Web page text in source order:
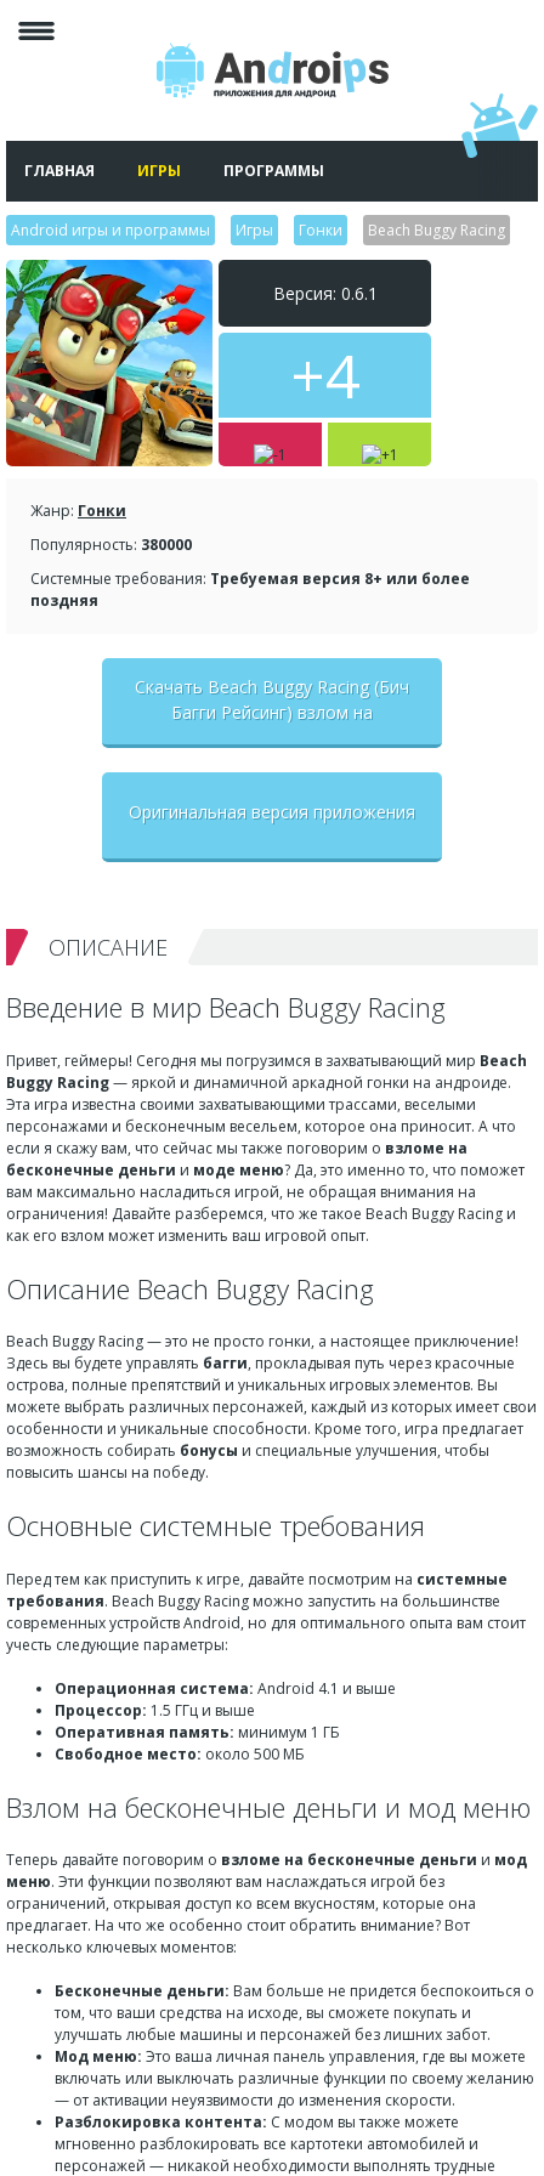
ГЛАВНАЯ ИГРЫ ПРОГРАММЫ
Android игры и программы Игры Гонки Beach Buggy Racing
Версия: 0.6.1
+4
Жанр: Гонки
Популярность: 380000
Системные требования: Требуемая версия 8+ или более
поздняя
Скачать Beach Buggy Racing (Бич
Багги Рейсинг) взлом на
Оригинальная версия приложения
ОПИСАНИЕ
Введение в мир Beach Buggy Racing
Привет, геймеры! Сегодня мы погрузимся в захватывающий мир Beach
Buggy Racing— яркой и динамичной аркадной гонки на андроиде.
Эта игра известна своими захватывающими трассами, веселыми
персонажами и бесконечным весельем, которое она приносит. А что
если я скажу вам, что сейчас мы также поговорим о взломе на
бесконечные деньги и моде меню? Да, это именно то, что поможет
вам максимально насладиться игрой, не обращая внимания на
ограничения! Давайте разберемся, что же такое Beach Buggy Racing и
как его взлом может изменить ваш игровой опыт.
Описание Beach Buggy Racing
Beach Buggy Racing — это не просто гонки, а настоящее приключение!
Здесь вы будете управлять багги, прокладывая путь через красочные
острова, полные препятствий и уникальных игровых элементов. Вы
можете выбрать различных персонажей, каждый из которых имеет свои
особенности и уникальные способности. Кроме того, игра предлагает
возможность собирать бонусы и специальные улучшения, чтобы
повысить шансы на победу.
Основные системные требования
Перед тем как приступить к игре, давайте посмотрим на системные
требования. Beach Buggy Racing можно запустить на большинстве
современных устройств Android, но для оптимального опыта вам стоит
учесть следующие параметры:
Операционная система: Android 4.1 и выше
Процессор: 1.5 ГГц и выше
Оперативная память: минимум 1 ГБ
Свободное место: около 500 МБ
Взлом на бесконечные деньги и мод меню
Теперь давайте поговорим о взломе на бесконечные деньги и мод
меню. Эти функции позволяют вам наслаждаться игрой без
ограничений, открывая доступ ко всем вкусностям, которые она
предлагает. На что же особенно стоит обратить внимание? Вот
несколько ключевых моментов:
Бесконечные деньги: Вам больше не придется беспокоиться о
том, что ваши средства на исходе, вы сможете покупать и
улучшать любые машины и персонажей без лишних забот.
Мод меню: Это ваша личная панель управления, где вы можете
включать или выключать различные функции по своему желанию
— от активации неуязвимости до изменения скорости.
Разблокировка контента: С модом вы также можете
мгновенно разблокировать все картотеки автомобилей и
персонажей — никакой необходимости выполнять трудные